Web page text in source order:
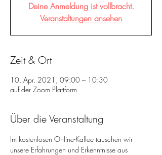
Deine Anmeldung ist vollbracht.
Veranstaltungen ansehen
Zeit & Ort
10. Apr. 2021, 09:00 – 10:30
auf der Zoom Plattform
Über die Veranstaltung
Im kostenlosen Online-Kaffee tauschen wir
unsere Erfahrungen und Erkenntnisse aus